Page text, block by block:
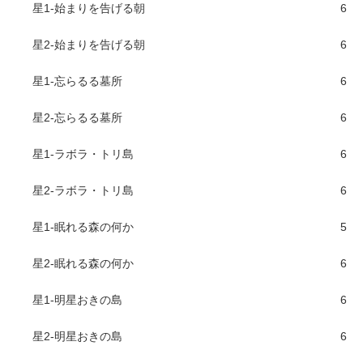
星1-始まりを告げる朝 6
星2-始まりを告げる朝 6
星1-忘らるる墓所 6
星2-忘らるる墓所 6
星1-ラボラ・トリ島 6
星2-ラボラ・トリ島 6
星1-眠れる森の何か 5
星2-眠れる森の何か 6
星1-明星おきの島 6
星2-明星おきの島 6